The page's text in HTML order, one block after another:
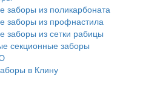
заборы из поликарбоната
заборы из профнастила
заборы из сетки рабицы
секционные заборы
в Клину